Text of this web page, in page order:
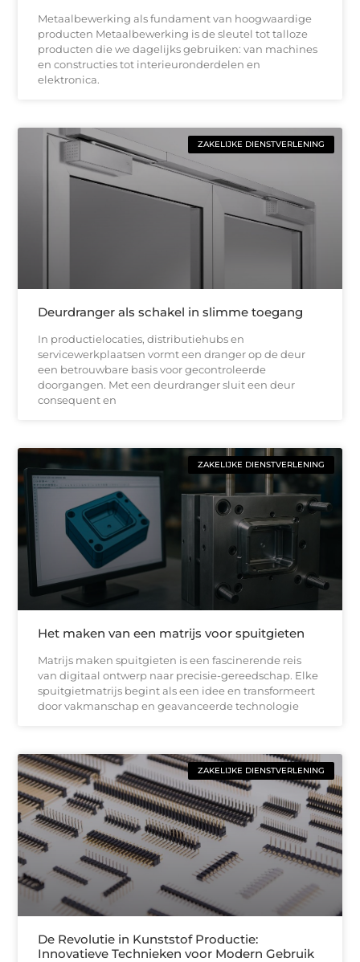
Metaalbewerking als fundament van hoogwaardige
producten Metaalbewerking is de sleutel tot talloze
producten die we dagelijks gebruiken: van machines
en constructies tot interieuronderdelen en
elektronica.
ZAKELIJKE DIENSTVERLENING
Deurdranger als schakel in slimme toegang
In productielocaties, distributiehubs en
servicewerkplaatsen vormt een dranger op de deur
een betrouwbare basis voor gecontroleerde
doorgangen. Met een deurdranger sluit een deur
consequent en
ZAKELIJKE DIENSTVERLENING
Het maken van een matrijs voor spuitgieten
Matrijs maken spuitgieten is een fascinerende reis
van digitaal ontwerp naar precisie-gereedschap. Elke
spuitgietmatrijs begint als een idee en transformeert
door vakmanschap en geavanceerde technologie
ZAKELIJKE DIENSTVERLENING
De Revolutie in Kunststof Productie:
Innovatieve Technieken voor Modern Gebruik